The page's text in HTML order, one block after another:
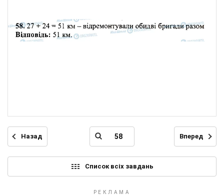
Назад Вперед
Список всіх завдань